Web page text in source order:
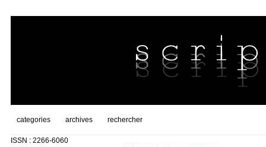
categories archives rechercher
ISSN : 2266-6060